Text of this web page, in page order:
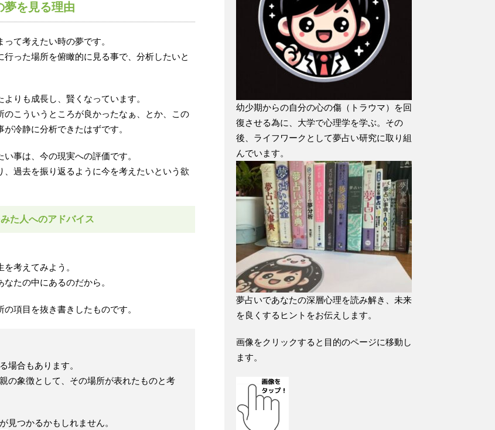
夢を見る理由
て考えたい時の夢です。
った場所を俯瞰的に見る事で、分析したいと
りも成長し、賢くなっています。
こういうところが良かったなぁ、とか、この
冷静に分析できたはずです。
事は、今の現実への評価です。
過去を振り返るように今を考えたいという欲
た人へのアドバイス
考えてみよう。
たの中にあるのだから。
項目を抜き書きしたものです。
場合もあります。
の象徴として、その場所が表れたものと考
見つかるかもしれません。
幼少期からの自分の心の傷（トラウマ）を回
復させる為に、大学で心理学を学ぶ。その
後、ライフワークとして夢占い研究に取り組
んでいます。
夢占いであなたの深層心理を読み解き、未来
を良くするヒントをお伝えします。
画像をクリックすると目的のページに移動し
ます。